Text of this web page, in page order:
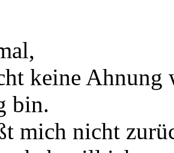
keine Ahnung
bin.
mich nicht